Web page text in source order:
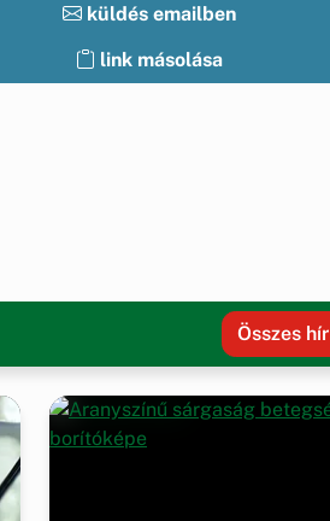
küldés emailben
link másolása
Összes hír